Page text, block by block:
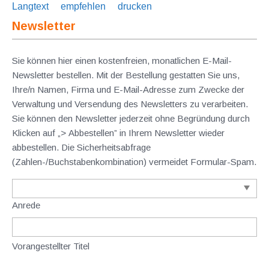
Langtext
empfehlen drucken
Newsletter
Sie können hier einen kostenfreien, monatlichen E-Mail-
Newsletter bestellen. Mit der Bestellung gestatten Sie uns,
Ihre/n Namen, Firma und E-Mail-Adresse zum Zwecke der
Verwaltung und Versendung des Newsletters zu verarbeiten.
Sie können den Newsletter jederzeit ohne Begründung durch
Klicken auf „> Abbestellen” in Ihrem Newsletter wieder
abbestellen. Die Sicherheitsabfrage
(Zahlen-/Buchstabenkombination) vermeidet Formular-Spam.
Anrede
Vorangestellter Titel